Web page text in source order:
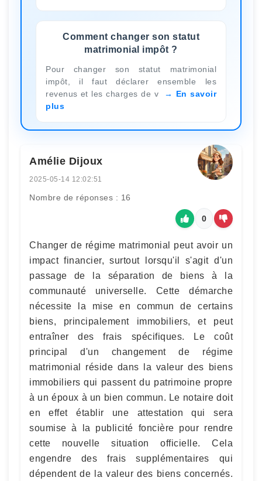
Comment changer son statut
matrimonial impôt ?
Pour changer son statut matrimonial
impôt, il faut déclarer ensemble les
revenus et les charges de v
En savoir
plus
Amélie Dijoux
2025-05-14 12:02:51
Nombre de réponses : 16
0
Changer de régime matrimonial peut avoir un
impact financier, surtout lorsqu'il s'agit d'un
passage de la séparation de biens à la
communauté universelle. Cette démarche
nécessite la mise en commun de certains
biens, principalement immobiliers, et peut
entraîner des frais spécifiques. Le coût
principal d'un changement de régime
matrimonial réside dans la valeur des biens
immobiliers qui passent du patrimoine propre
à un époux à un bien commun. Le notaire doit
en effet établir une attestation qui sera
soumise à la publicité foncière pour rendre
cette nouvelle situation officielle. Cela
engendre des frais supplémentaires qui
dépendent de la valeur des biens concernés.